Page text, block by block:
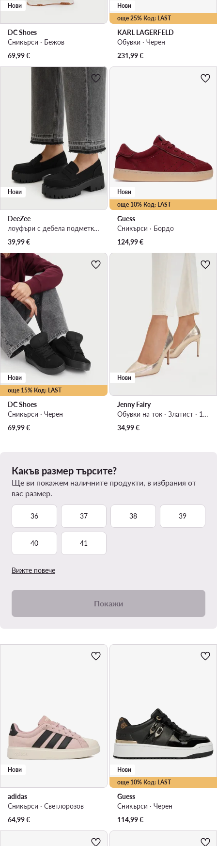
Нови
DC Shoes
Сникърси · Бежов
69,99€
още 25% Код: LAST
Нови
KARL LAGERFELD
Обувки · Черен
231,99€
Нови
DeeZee
лоуфъри с дебела подметка · Черен
39,99€
още 10% Код: LAST
Нови
Guess
Сникърси · Бордо
124,99€
още 15% Код: LAST
Нови
DC Shoes
Сникърси · Черен
69,99€
Нови
Jenny Fairy
Обувки на ток · Златист · 10 cm
34,99€
Какъв размер търсите?
Ще ви покажем наличните продукти, в избрания от
вас размер.
36 37 38 39
40 41
Вижте повече
Покажи
Нови
adidas
Сникърси · Светлорозов
64,99€
още 10% Код: LAST
Нови
Guess
Сникърси · Черен
114,99€